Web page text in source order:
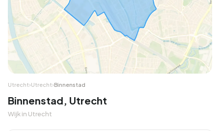
Utrecht›Utrecht›Binnenstad
Binnenstad, Utrecht
Wijk in Utrecht